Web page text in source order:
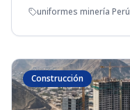
uniformes minería Perú
Construcción